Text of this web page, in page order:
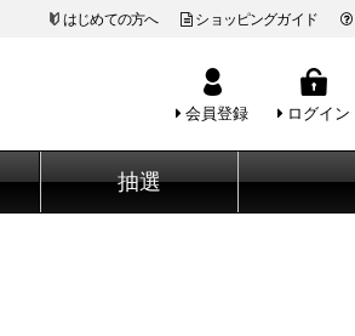
はじめての方へ ショッピングガイド
会員登録 ログイン
抽選